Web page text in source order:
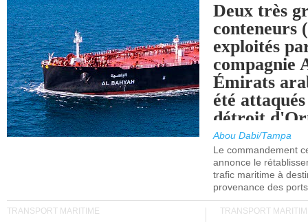
Deux très
conteneurs
exploités
compagnie
Émirats
été
détroit
Abou Dabi/Tampa
Le commandement
annonce le
trafic maritime à
provenance des
TRANSPORT MARITIME TRANSPORT